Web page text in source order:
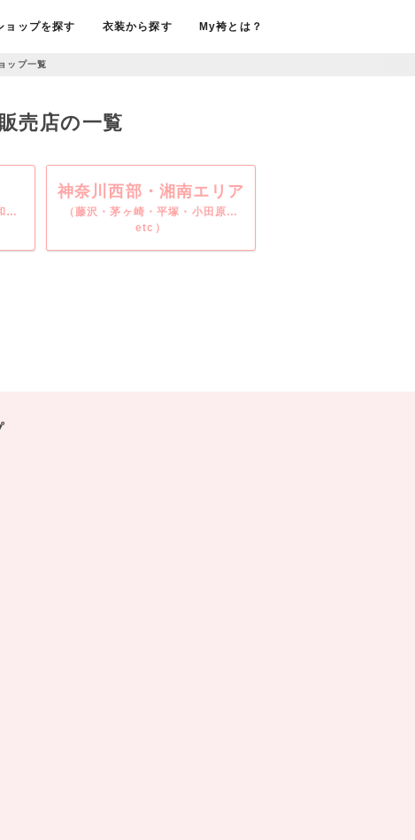
ョップを探す 衣装から探す My袴とは？
ップ一覧
売店の一覧
…
神奈川西部・湘南エリア
（藤沢・茅ヶ崎・平塚・小田原…
etc）